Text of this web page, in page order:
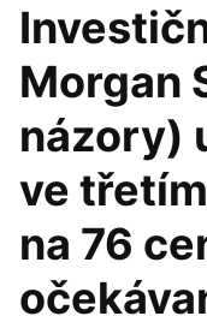
Morgan
názory)
ve
na 76